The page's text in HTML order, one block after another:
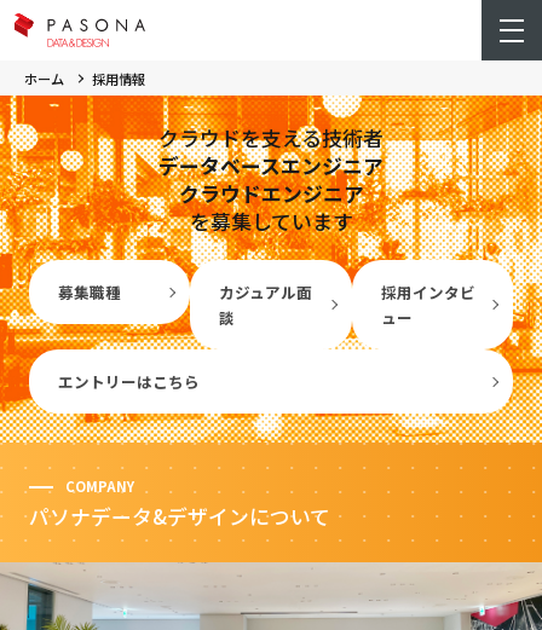
ホーム 採用情報
クラウドを支える技術者
データベースエンジニア
クラウドエンジニア
を募集しています
募集職種
カジュアル面
談
採用インタビ
ュー
エントリーはこちら
COMPANY
パソナデータ&デザインについて